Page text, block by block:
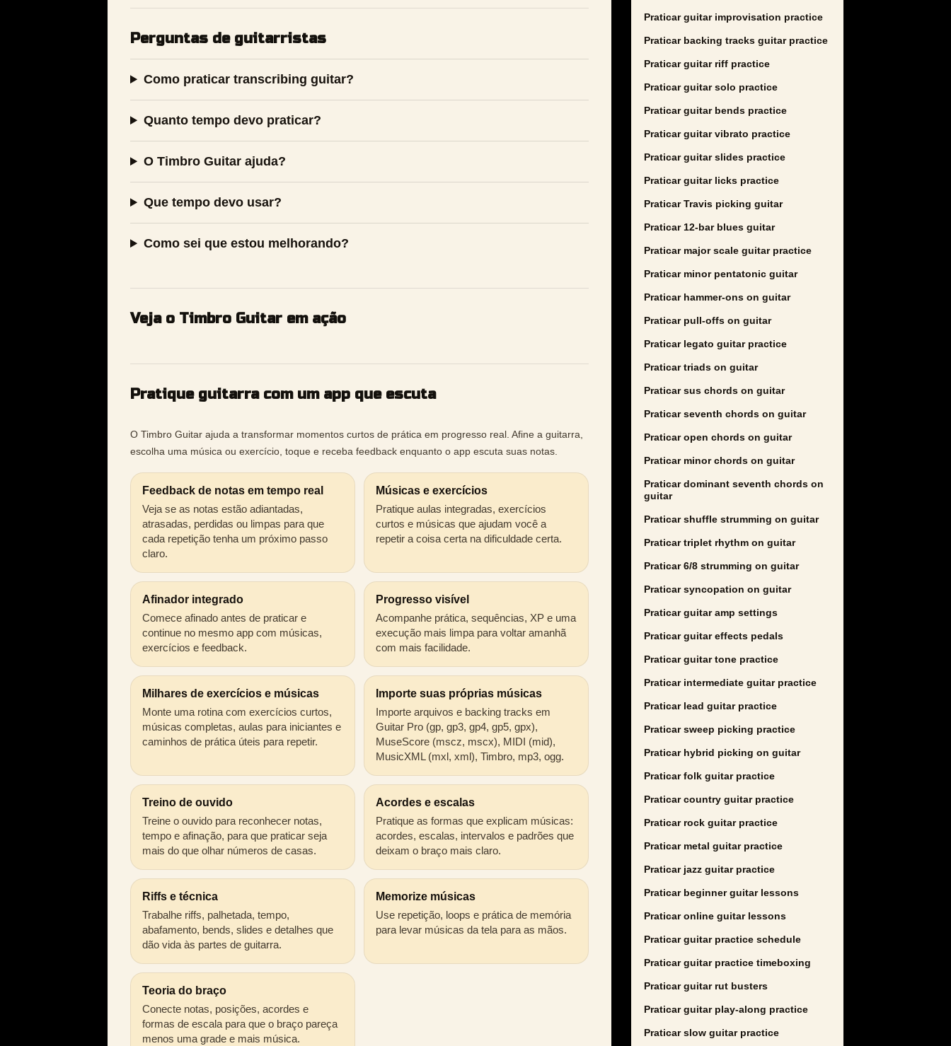
Perguntas de guitarristas
Como praticar transcribing guitar?
Quanto tempo devo praticar?
O Timbro Guitar ajuda?
Que tempo devo usar?
Como sei que estou melhorando?
Veja o Timbro Guitar em ação
Pratique guitarra com um app que escuta
O Timbro Guitar ajuda a transformar momentos curtos de prática em progresso real. Afine a guitarra,
escolha uma música ou exercício, toque e receba feedback enquanto o app escuta suas notas.
Feedback de notas em tempo real
Veja se as notas estão adiantadas,
atrasadas, perdidas ou limpas para que
cada repetição tenha um próximo passo
claro.
Músicas e exercícios
Pratique aulas integradas, exercícios
curtos e músicas que ajudam você a
repetir a coisa certa na dificuldade certa.
Afinador integrado
Comece afinado antes de praticar e
continue no mesmo app com músicas,
exercícios e feedback.
Progresso visível
Acompanhe prática, sequências, XP e uma
execução mais limpa para voltar amanhã
com mais facilidade.
Milhares de exercícios e músicas
Monte uma rotina com exercícios curtos,
músicas completas, aulas para iniciantes e
caminhos de prática úteis para repetir.
Importe suas próprias músicas
Importe arquivos e backing tracks em
Guitar Pro (gp, gp3, gp4, gp5, gpx),
MuseScore (mscz, mscx), MIDI (mid),
MusicXML (mxl, xml), Timbro, mp3, ogg.
Treino de ouvido
Treine o ouvido para reconhecer notas,
tempo e afinação, para que praticar seja
mais do que olhar números de casas.
Acordes e escalas
Pratique as formas que explicam músicas:
acordes, escalas, intervalos e padrões que
deixam o braço mais claro.
Riffs e técnica
Trabalhe riffs, palhetada, tempo,
abafamento, bends, slides e detalhes que
dão vida às partes de guitarra.
Memorize músicas
Use repetição, loops e prática de memória
para levar músicas da tela para as mãos.
Teoria do braço
Conecte notas, posições, acordes e
formas de escala para que o braço pareça
menos uma grade e mais música.
Praticar guitar improvisation practice
Praticar backing tracks guitar practice
Praticar guitar riff practice
Praticar guitar solo practice
Praticar guitar bends practice
Praticar guitar vibrato practice
Praticar guitar slides practice
Praticar guitar licks practice
Praticar Travis picking guitar
Praticar 12-bar blues guitar
Praticar major scale guitar practice
Praticar minor pentatonic guitar
Praticar hammer-ons on guitar
Praticar pull-offs on guitar
Praticar legato guitar practice
Praticar triads on guitar
Praticar sus chords on guitar
Praticar seventh chords on guitar
Praticar open chords on guitar
Praticar minor chords on guitar
Praticar dominant seventh chords on
guitar
Praticar shuffle strumming on guitar
Praticar triplet rhythm on guitar
Praticar 6/8 strumming on guitar
Praticar syncopation on guitar
Praticar guitar amp settings
Praticar guitar effects pedals
Praticar guitar tone practice
Praticar intermediate guitar practice
Praticar lead guitar practice
Praticar sweep picking practice
Praticar hybrid picking on guitar
Praticar folk guitar practice
Praticar country guitar practice
Praticar rock guitar practice
Praticar metal guitar practice
Praticar jazz guitar practice
Praticar beginner guitar lessons
Praticar online guitar lessons
Praticar guitar practice schedule
Praticar guitar practice timeboxing
Praticar guitar rut busters
Praticar guitar play-along practice
Praticar slow guitar practice